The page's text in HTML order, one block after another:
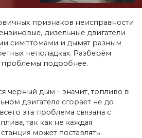
признаков неисправности
дизельные двигатели
симптомами и дымят разным
неполадках. Разберём
проблемы подробнее.
чёрный дым – значит, топливо в
двигателе сгорает не до
эта проблема связана с
так как не каждая
может поставлять